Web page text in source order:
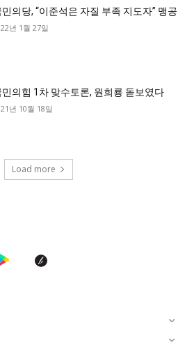
민의당, “이준석은 자질 부족 지도자” 맹공
년 1월 27일
민의힘 1차 맞수토론, 원희룡 돋보였다
년 10월 18일
Load more